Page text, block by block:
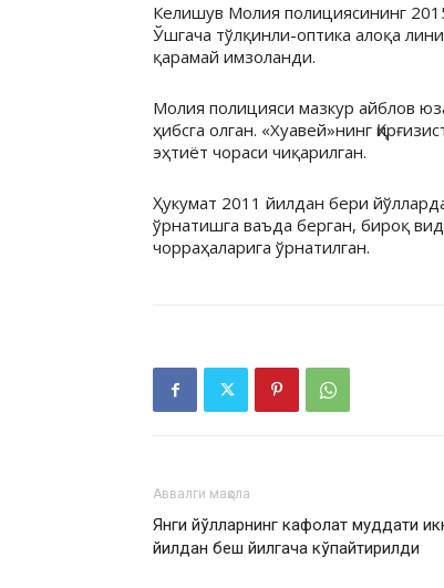
Келишув Молия полициясининг
Ўшгача тўлқинли-оптика алоқа
қарамай имзоланди.
Молия полицияси мазкур айблов
ҳибсга олган. «Хуавей»нинг
эҳтиёт чораси чиқарилган.
Ҳукумат 2011 йилдан бери
ўрнатишга ваъда берган, бироқ
чорраҳаларига ўрнатилган.
Аввалги мақола
Янги йўлларнинг кафолат муддати
йилдан беш йилгача кўпайтирилди